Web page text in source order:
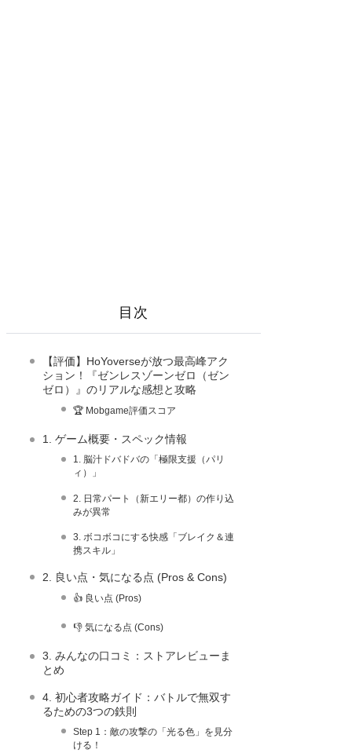
目次
【評価】HoYoverseが放つ最高峰アク
ション！『ゼンレスゾーンゼロ（ゼン
ゼロ）』のリアルな感想と攻略
🏆 Mobgame評価スコア
1. ゲーム概要・スペック情報
1. 脳汁ドバドバの「極限支援（パリ
ィ）」
2. 日常パート（新エリー都）の作り込
みが異常
3. ボコボコにする快感「ブレイク＆連
携スキル」
2. 良い点・気になる点 (Pros & Cons)
👍 良い点 (Pros)
👎 気になる点 (Cons)
3. みんなの口コミ：ストアレビューま
とめ
4. 初心者攻略ガイド：バトルで無双す
るための3つの鉄則
Step 1：敵の攻撃の「光る色」を見分
ける！